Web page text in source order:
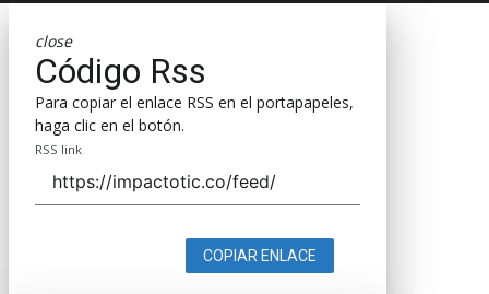
close
Código Rss
Para copiar el enlace RSS en el portapapeles,
haga clic en el botón.
RSS link
COPIAR ENLACE